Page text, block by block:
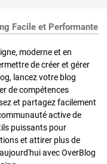
Facile et Performante
moderne et en
de créer et gérer
lancez votre blog
de compétences
et partagez facilement
active de
puissants pour
et attirer plus de
avec OverBlog